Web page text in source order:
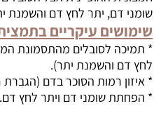
שומני דם, יתר לחץ דם והשמנת
שימושים עיקריים
* תמיכה לסובלים מהתסמונת
לחץ דם והשמנת יתר).
* איזון רמות הסוכר בדם (הגברת
* הפחתת שומני דם ויתר לחץ דם.